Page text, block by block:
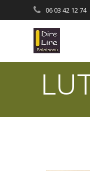
06 03 42 12 74